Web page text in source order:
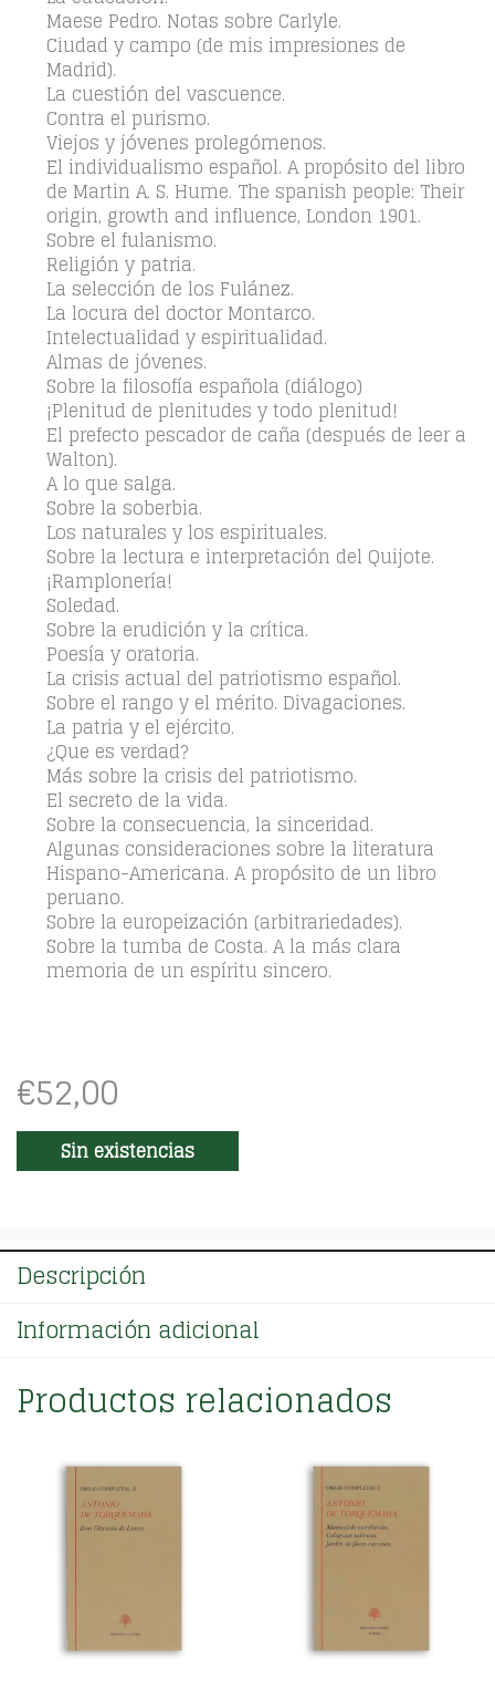
Maese Pedro. Notas sobre Carlyle.
Ciudad y campo (de mis impresiones de
Madrid).
La cuestión del vascuence.
Contra el purismo.
Viejos y jóvenes prolegómenos.
El individualismo español. A propósito del libro
de Martin A. S. Hume. The spanish people: Their
origin, growth and influence, London 1901.
Sobre el fulanismo.
Religión y patria.
La selección de los Fulánez.
La locura del doctor Montarco.
Intelectualidad y espiritualidad.
Almas de jóvenes.
Sobre la filosofía española (diálogo)
¡Plenitud de plenitudes y todo plenitud!
El prefecto pescador de caña (después de leer a
Walton).
A lo que salga.
Sobre la soberbia.
Los naturales y los espirituales.
Sobre la lectura e interpretación del Quijote.
¡Ramplonería!
Soledad.
Sobre la erudición y la crítica.
Poesía y oratoria.
La crisis actual del patriotismo español.
Sobre el rango y el mérito. Divagaciones.
La patria y el ejército.
¿Que es verdad?
Más sobre la crisis del patriotismo.
El secreto de la vida.
Sobre la consecuencia, la sinceridad.
Algunas consideraciones sobre la literatura
Hispano-Americana. A propósito de un libro
peruano.
Sobre la europeización (arbitrariedades).
Sobre la tumba de Costa. A la más clara
memoria de un espíritu sincero.
€52,00
Sin existencias
Descripción
Información adicional
Productos relacionados